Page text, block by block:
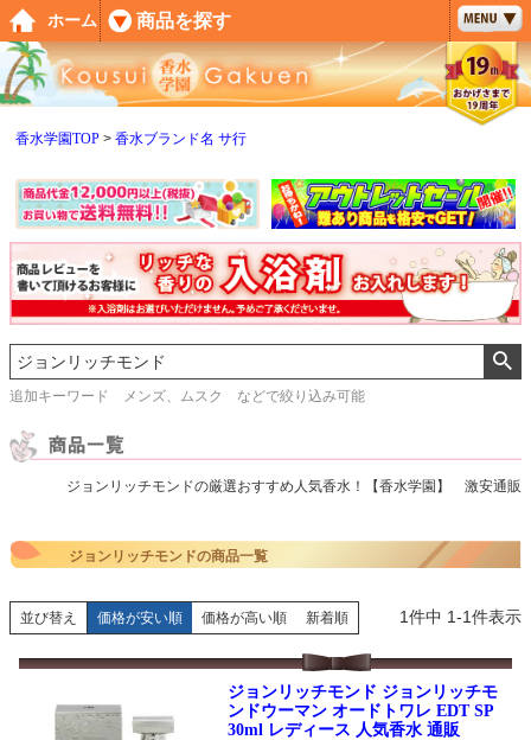
香水学園TOP 香水ブランド名 サ行
追加キーワード メンズ、ムスク などで絞り込み可能
ジョンリッチモンドの厳選おすすめ人気香水！【香水学園】 激安通販
ジョンリッチモンドの商品一覧
並び替え 価格が安い順 価格が高い順 新着順 1件中 1-1件表示
ジョンリッチモンド ジョンリッチモ
ンドウーマン オードトワレ EDT SP
30ml レディース 人気香水 通販
ペー
ジト
ップ
へ
ホーム 商品を探す